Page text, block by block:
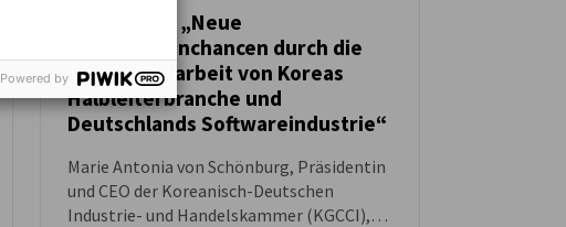
NEUIGKEITEN
[Interview] „Neue
Lieferkettenchancen durch die
Zusammenarbeit von Koreas
Halbleiterbranche und
Deutschlands Softwareindustrie“
Marie Antonia von Schönburg, Präsidentin
und CEO der Koreanisch-Deutschen
Industrie- und Handelskammer (KGCCI),
Powered by